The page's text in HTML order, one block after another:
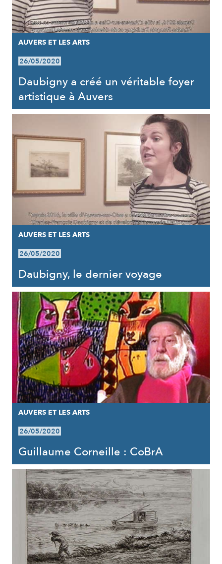
AUVERS ET LES ARTS
26/05/2020
Daubigny a créé un véritable foyer
artistique à Auvers
AUVERS ET LES ARTS
26/05/2020
Daubigny, le dernier voyage
AUVERS ET LES ARTS
26/05/2020
Guillaume Corneille : CoBrA